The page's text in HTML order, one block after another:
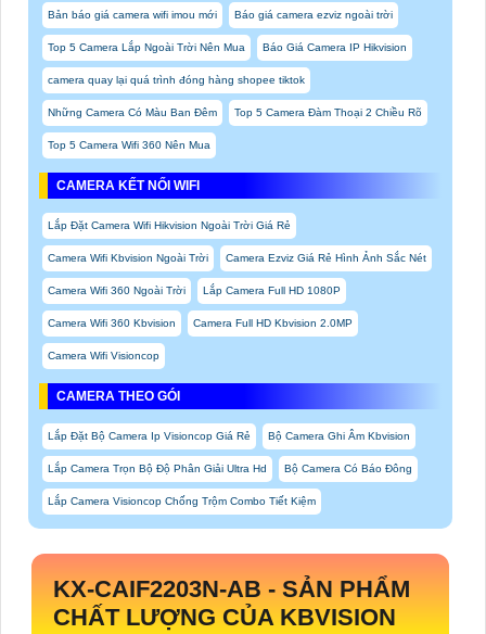
Bản báo giá camera wifi imou mới Báo giá camera ezviz ngoài trời
Top 5 Camera Lắp Ngoài Trời Nên Mua Báo Giá Camera IP Hikvision
camera quay lại quá trình đóng hàng shopee tiktok
Những Camera Có Màu Ban Đêm Top 5 Camera Đàm Thoại 2 Chiều Rõ
Top 5 Camera Wifi 360 Nên Mua
CAMERA KẾT NỐI WIFI
Lắp Đặt Camera Wifi Hikvision Ngoài Trời Giá Rẻ
Camera Wifi Kbvision Ngoài Trời Camera Ezviz Giá Rẻ Hình Ảnh Sắc Nét
Camera Wifi 360 Ngoài Trời Lắp Camera Full HD 1080P
Camera Wifi 360 Kbvision Camera Full HD Kbvision 2.0MP
Camera Wifi Visioncop
CAMERA THEO GÓI
Lắp Đặt Bộ Camera Ip Visioncop Giá Rẻ Bộ Camera Ghi Âm Kbvision
Lắp Camera Trọn Bộ Độ Phân Giải Ultra Hd Bộ Camera Có Báo Đông
Lắp Camera Visioncop Chống Trộm Combo Tiết Kiệm
KX-CAIF2203N-AB - SẢN PHẨM
CHẤT LƯỢNG CỦA KBVISION